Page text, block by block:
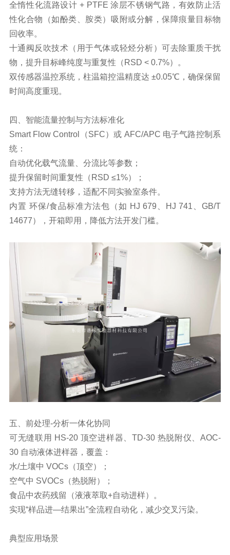
全惰性化流路设计 + PTFE 涂层不锈钢气路，有效防止活
性化合物（如酚类、胺类）吸附或分解，保障痕量目标物
回收率。
十通阀反吹技术（用于气体或轻烃分析）可去除重质干扰
物，提升目标峰纯度与重复性（RSD < 0.7%）。
双传感器温控系统，柱温箱控温精度达 ±0.05℃，确保保留
时间高度重现。
四、智能流量控制与方法标准化
Smart Flow Control（SFC）或 AFC/APC 电子气路控制系
统：
自动优化载气流量、分流比等参数；
提升保留时间重复性（RSD ≤1%）；
支持方法无缝转移，适配不同实验室条件。
内置 环保/食品标准方法包（如 HJ 679、HJ 741、GB/T
14677），开箱即用，降低方法开发门槛。
五、前处理-分析一体化协同
可无缝联用 HS-20 顶空进样器、TD-30 热脱附仪、AOC-
30 自动液体进样器，覆盖：
水/土壤中 VOCs（顶空）；
空气中 SVOCs（热脱附）；
食品中农药残留（液液萃取+自动进样）。
实现“样品进—结果出”全流程自动化，减少交叉污染。
典型应用场景